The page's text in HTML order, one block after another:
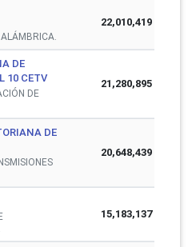
22,010,419
DE
10 CETV
DE
21,280,895
DE
20,648,439
15,183,137